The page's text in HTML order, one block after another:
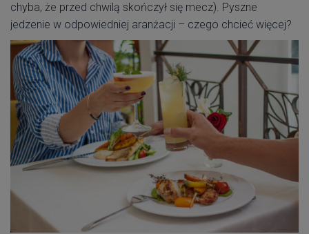
chyba, że przed chwilą skończył się mecz). Pyszne
jedzenie w odpowiedniej aranżacji – czego chcieć więcej?